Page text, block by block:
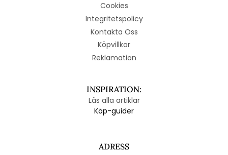
Cookies
Integritetspolicy
Kontakta Oss
Köpvillkor
Reklamation
INSPIRATION:
Läs alla artiklar
Köp-guider
ADRESS